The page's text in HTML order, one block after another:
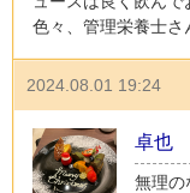
色々、管理栄養士さ
2024.08.01 19:24
卓也
無理の